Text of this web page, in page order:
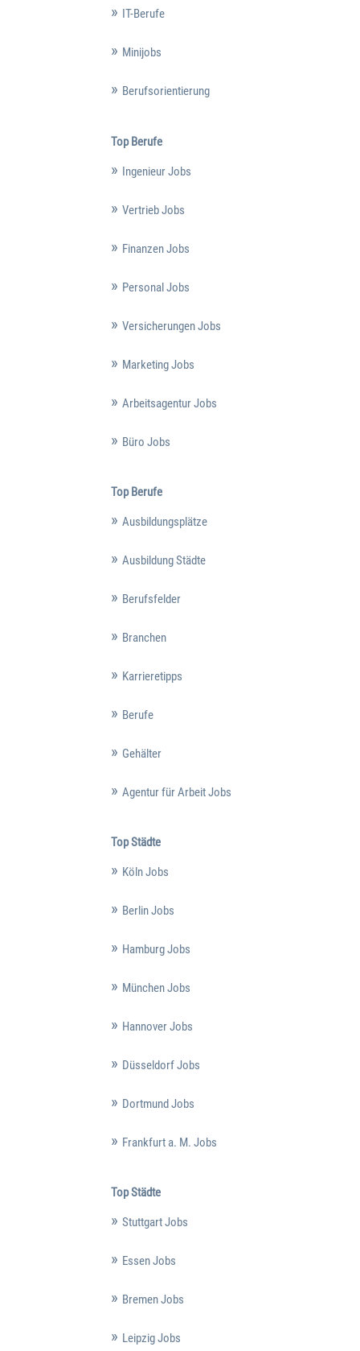
IT-Berufe
Minijobs
Berufsorientierung
Top Berufe
Ingenieur Jobs
Vertrieb Jobs
Finanzen Jobs
Personal Jobs
Versicherungen Jobs
Marketing Jobs
Arbeitsagentur Jobs
Büro Jobs
Top Berufe
Ausbildungsplätze
Ausbildung Städte
Berufsfelder
Branchen
Karrieretipps
Berufe
Gehälter
Agentur für Arbeit Jobs
Top Städte
Köln Jobs
Berlin Jobs
Hamburg Jobs
München Jobs
Hannover Jobs
Düsseldorf Jobs
Dortmund Jobs
Frankfurt a. M. Jobs
Top Städte
Stuttgart Jobs
Essen Jobs
Bremen Jobs
Leipzig Jobs